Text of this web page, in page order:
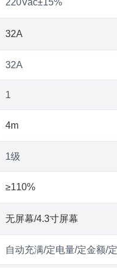
220Vac±15%
32A
32A
1
4m
1级
≥110%
无屏幕/4.3寸屏幕
自动充满/定电量/定金额/